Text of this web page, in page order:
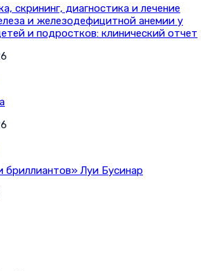
скрининг, диагностика и лечение
и железодефицитной анемии у
и подростков: клинический отчет
бриллиантов» Луи Бусинар